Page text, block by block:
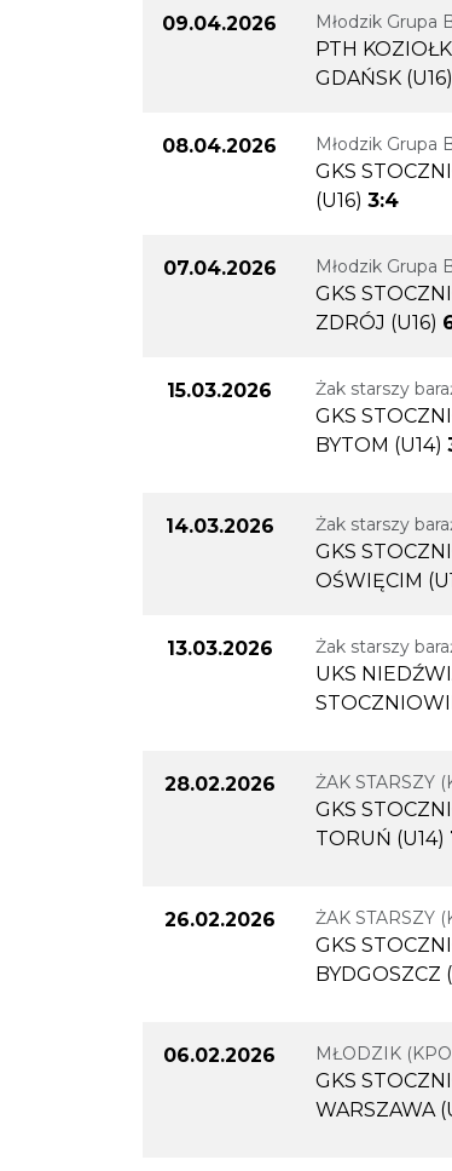
09.04.2026 Młodzik Grupa
PTH
GDAŃSK (U16)
08.04.2026 Młodzik Grupa
GKS
(U16) 3:4
07.04.2026 Młodzik Grupa
GKS
ZDRÓJ (U16)
15.03.2026 Żak starszy
GKS
BYTOM (U14)
14.03.2026 Żak starszy
GKS
OŚWIĘCIM
13.03.2026 Żak starszy
UKS
28.02.2026 ŻAK STARSZY
GKS
TORUŃ (U14)
26.02.2026 ŻAK STARSZY
GKS
BYDGOSZCZ
06.02.2026 MŁODZIK
GKS
WARSZAWA